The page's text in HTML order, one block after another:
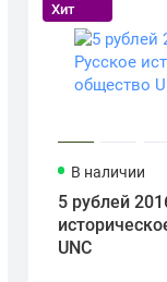
Хит
В наличии
5 рублей
UNC